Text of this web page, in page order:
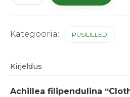
"Cloth
kogus
Kategooria: PÜSILILLED
Kirjeldus
Achillea filipendulina